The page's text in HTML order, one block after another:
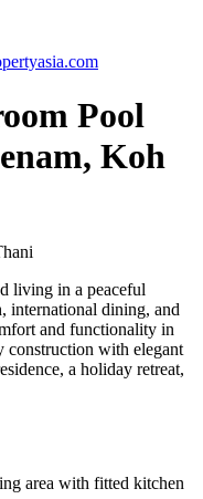
Pool
Koh
living in a peaceful
international dining, and
and functionality in
construction with elegant
a holiday retreat,
area with fitted kitchen